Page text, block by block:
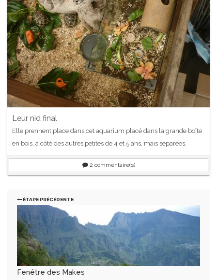
Leur nid final
Elle prennent place dans cet aquarium placé dans la grande boîte
en bois, à côté des autres petites de 4 et 5 ans, mais séparées.
2 commentaire(s)
ÉTAPE PRÉCÉDENTE
Fenêtre des Makes